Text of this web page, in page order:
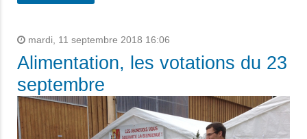
mardi, 11 septembre 2018 16:06
Alimentation, les votations du 23
septembre